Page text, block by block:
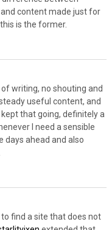
content made just for
is the former.
writing, no shouting and
useful content, and
kept that going, definitely a
I need a sensible
days ahead and also
find a site that does not